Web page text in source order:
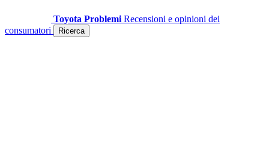
Toyota Problemi Recensioni e opinioni dei
consumatori
Ricerca